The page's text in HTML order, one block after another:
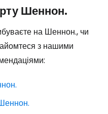
Шеннон.
на Шеннон., чи
з нашими